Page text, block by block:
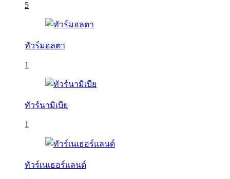
5
ทัวร์มอลตา
1
ทัวร์นามิเบีย
1
ทัวร์เนเธอร์แลนด์